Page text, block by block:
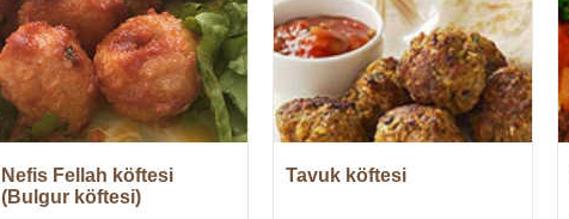
Nefis Fellah köftesi
(Bulgur köftesi)
Tavuk köftesi